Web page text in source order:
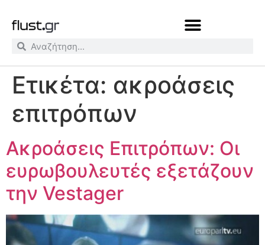
Ετικέτα: ακροάσεις
επιτρόπων
Ακροάσεις Επιτρόπων: Οι
ευρωβουλευτές εξετάζουν
την Vestager